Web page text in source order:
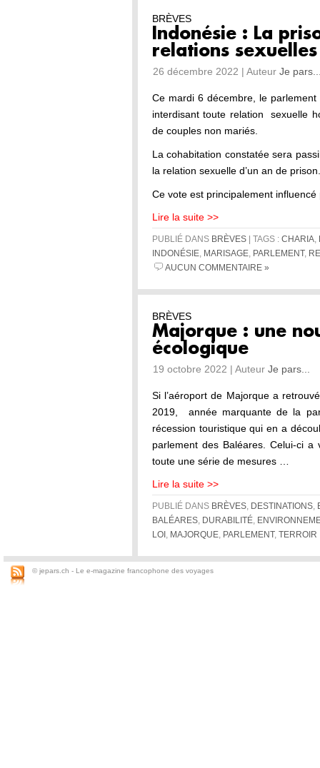
BRÈVES
Indonésie : La
relations
26 décembre 2022 | Auteur Je
Ce mardi 6 décembre, le
interdisant toute relation sexuelle
de couples non mariés.
La cohabitation constatée sera
la relation sexuelle d’un an de prison.
Ce vote est principalement
Lire la suite >>
PUBLIÉ DANS BRÈVES | TAGS : CHARIA
INDONÉSIE
MARISAGE PARLEMENT,
AUCUN COMMENTAIRE »
BRÈVES
Majorque : une
écologique
19 octobre 2022 | Auteur Je pars...
Si l’aéroport de Majorque a
2019, année marquante de la
récession touristique qui en a
parlement des Baléares. Celui-ci
toute une série de mesures …
Lire la suite >>
PUBLIÉ DANS BRÈVES DESTINATIONS
BALÉARES
DURABILITÉ
LOI
MAJORQUE PARLEMENT, TERROIR
© jepars.ch - Le e-magazine francophone des voyages